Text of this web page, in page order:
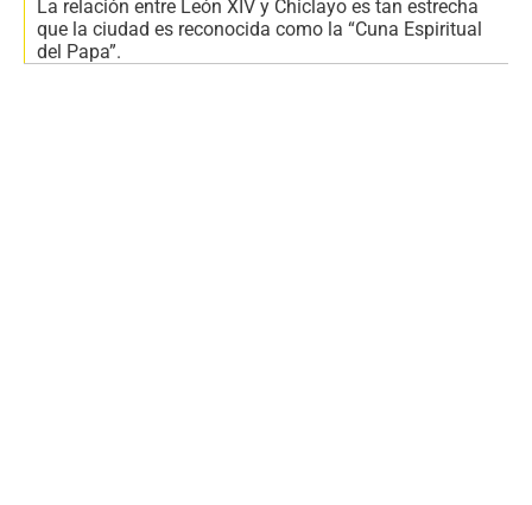
La relación entre León XIV y Chiclayo es tan estrecha
que la ciudad es reconocida como la “Cuna Espiritual
del Papa”.